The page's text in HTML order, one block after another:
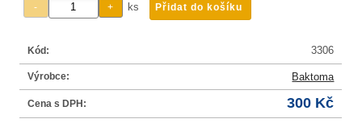
ks
Kód: 3306
Výrobce: Baktoma
Cena s DPH: 300 Kč